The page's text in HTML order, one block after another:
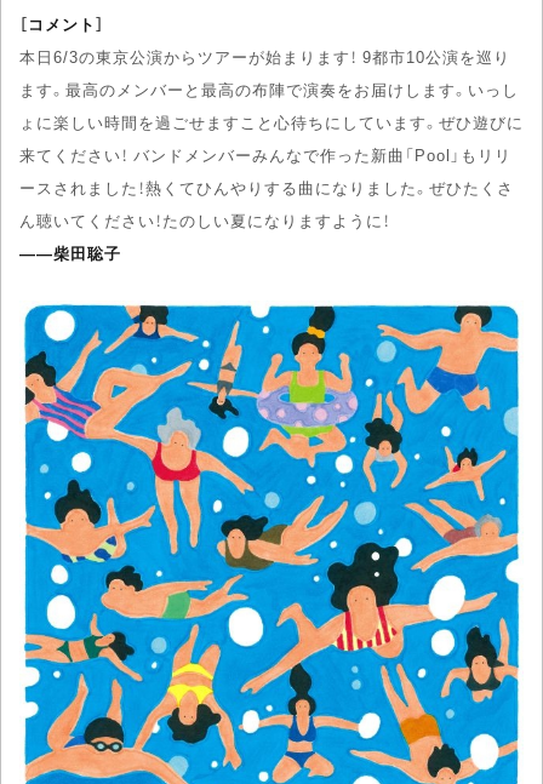
［コメント］
本日6/3の東京公演からツアーが始まります！ 9都市10公演を巡り
ます。最高のメンバーと最高の布陣で演奏をお届けします。いっし
ょに楽しい時間を過ごせますこと心待ちにしています。ぜひ遊びに
来てください！ バンドメンバーみんなで作った新曲「Pool」もリリ
ースされました！熱くてひんやりする曲になりました。ぜひたくさ
ん聴いてください！たのしい夏になりますように！
――柴田聡子